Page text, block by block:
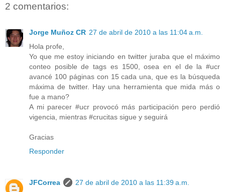
2 comentarios:
Jorge Muñoz CR 27 de abril de 2010 a las 11:04 a.m.
Hola profe,
Yo que me estoy iniciando en twitter juraba que el máximo
conteo posible de tags es 1500, osea en el de la #ucr
avancé 100 páginas con 15 cada una, que es la búsqueda
máxima de twitter. Hay una herramienta que mida más o
fue a mano?
A mi parecer #ucr provocó más participación pero perdió
vigencia, mientras #crucitas sigue y seguirá
Gracias
Responder
JFCorrea
27 de abril de 2010 a las 11:39 a.m.